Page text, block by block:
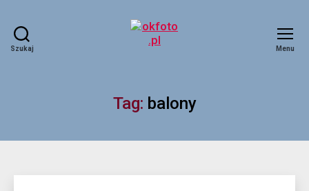
Szukaj Menu
Tag: balony